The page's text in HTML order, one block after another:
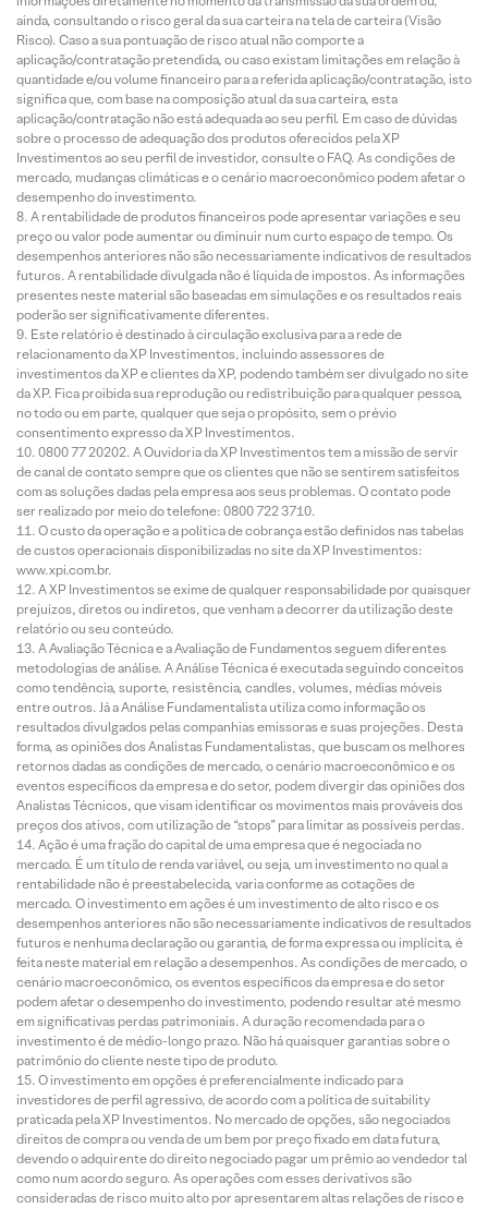
ainda, consultando o risco geral da sua carteira na tela de carteira (Visão
Risco). Caso a sua pontuação de risco atual não comporte a
aplicação/contratação pretendida, ou caso existam limitações em relação à
quantidade e/ou volume financeiro para a referida aplicação/contratação, isto
significa que, com base na composição atual da sua carteira, esta
aplicação/contratação não está adequada ao seu perfil. Em caso de dúvidas
sobre o processo de adequação dos produtos oferecidos pela XP
Investimentos ao seu perfil de investidor, consulte o FAQ. As condições de
mercado, mudanças climáticas e o cenário macroeconômico podem afetar o
desempenho do investimento.
A rentabilidade de produtos financeiros pode apresentar variações e seu
preço ou valor pode aumentar ou diminuir num curto espaço de tempo. Os
desempenhos anteriores não são necessariamente indicativos de resultados
futuros. A rentabilidade divulgada não é líquida de impostos. As informações
presentes neste material são baseadas em simulações e os resultados reais
poderão ser significativamente diferentes.
Este relatório é destinado à circulação exclusiva para a rede de
relacionamento da XP Investimentos, incluindo assessores de
investimentos da XP e clientes da XP, podendo também ser divulgado no site
da XP. Fica proibida sua reprodução ou redistribuição para qualquer pessoa,
no todo ou em parte, qualquer que seja o propósito, sem o prévio
consentimento expresso da XP Investimentos.
0800 77 20202. A Ouvidoria da XP Investimentos tem a missão de servir
de canal de contato sempre que os clientes que não se sentirem satisfeitos
com as soluções dadas pela empresa aos seus problemas. O contato pode
ser realizado por meio do telefone: 0800 722 3710.
O custo da operação e a política de cobrança estão definidos nas tabelas
de custos operacionais disponibilizadas no site da XP Investimentos:
www.xpi.com.br.
A XP Investimentos se exime de qualquer responsabilidade por quaisquer
prejuízos, diretos ou indiretos, que venham a decorrer da utilização deste
relatório ou seu conteúdo.
A Avaliação Técnica e a Avaliação de Fundamentos seguem diferentes
metodologias de análise. A Análise Técnica é executada seguindo conceitos
como tendência, suporte, resistência, candles, volumes, médias móveis
entre outros. Já a Análise Fundamentalista utiliza como informação os
resultados divulgados pelas companhias emissoras e suas projeções. Desta
forma, as opiniões dos Analistas Fundamentalistas, que buscam os melhores
retornos dadas as condições de mercado, o cenário macroeconômico e os
eventos específicos da empresa e do setor, podem divergir das opiniões dos
Analistas Técnicos, que visam identificar os movimentos mais prováveis dos
preços dos ativos, com utilização de “stops” para limitar as possíveis perdas.
Ação é uma fração do capital de uma empresa que é negociada no
mercado. É um título de renda variável, ou seja, um investimento no qual a
rentabilidade não é preestabelecida, varia conforme as cotações de
mercado. O investimento em ações é um investimento de alto risco e os
desempenhos anteriores não são necessariamente indicativos de resultados
futuros e nenhuma declaração ou garantia, de forma expressa ou implícita, é
feita neste material em relação a desempenhos. As condições de mercado, o
cenário macroeconômico, os eventos específicos da empresa e do setor
podem afetar o desempenho do investimento, podendo resultar até mesmo
em significativas perdas patrimoniais. A duração recomendada para o
investimento é de médio-longo prazo. Não há quaisquer garantias sobre o
patrimônio do cliente neste tipo de produto.
O investimento em opções é preferencialmente indicado para
investidores de perfil agressivo, de acordo com a política de suitability
praticada pela XP Investimentos. No mercado de opções, são negociados
direitos de compra ou venda de um bem por preço fixado em data futura,
devendo o adquirente do direito negociado pagar um prêmio ao vendedor tal
como num acordo seguro. As operações com esses derivativos são
consideradas de risco muito alto por apresentarem altas relações de risco e